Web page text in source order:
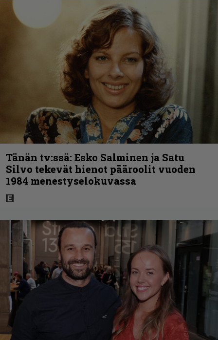
Tänän tv:ssä: Esko Salminen ja Satu
Silvo tekevät hienot pääroolit vuoden
1984 menestyselokuvassa